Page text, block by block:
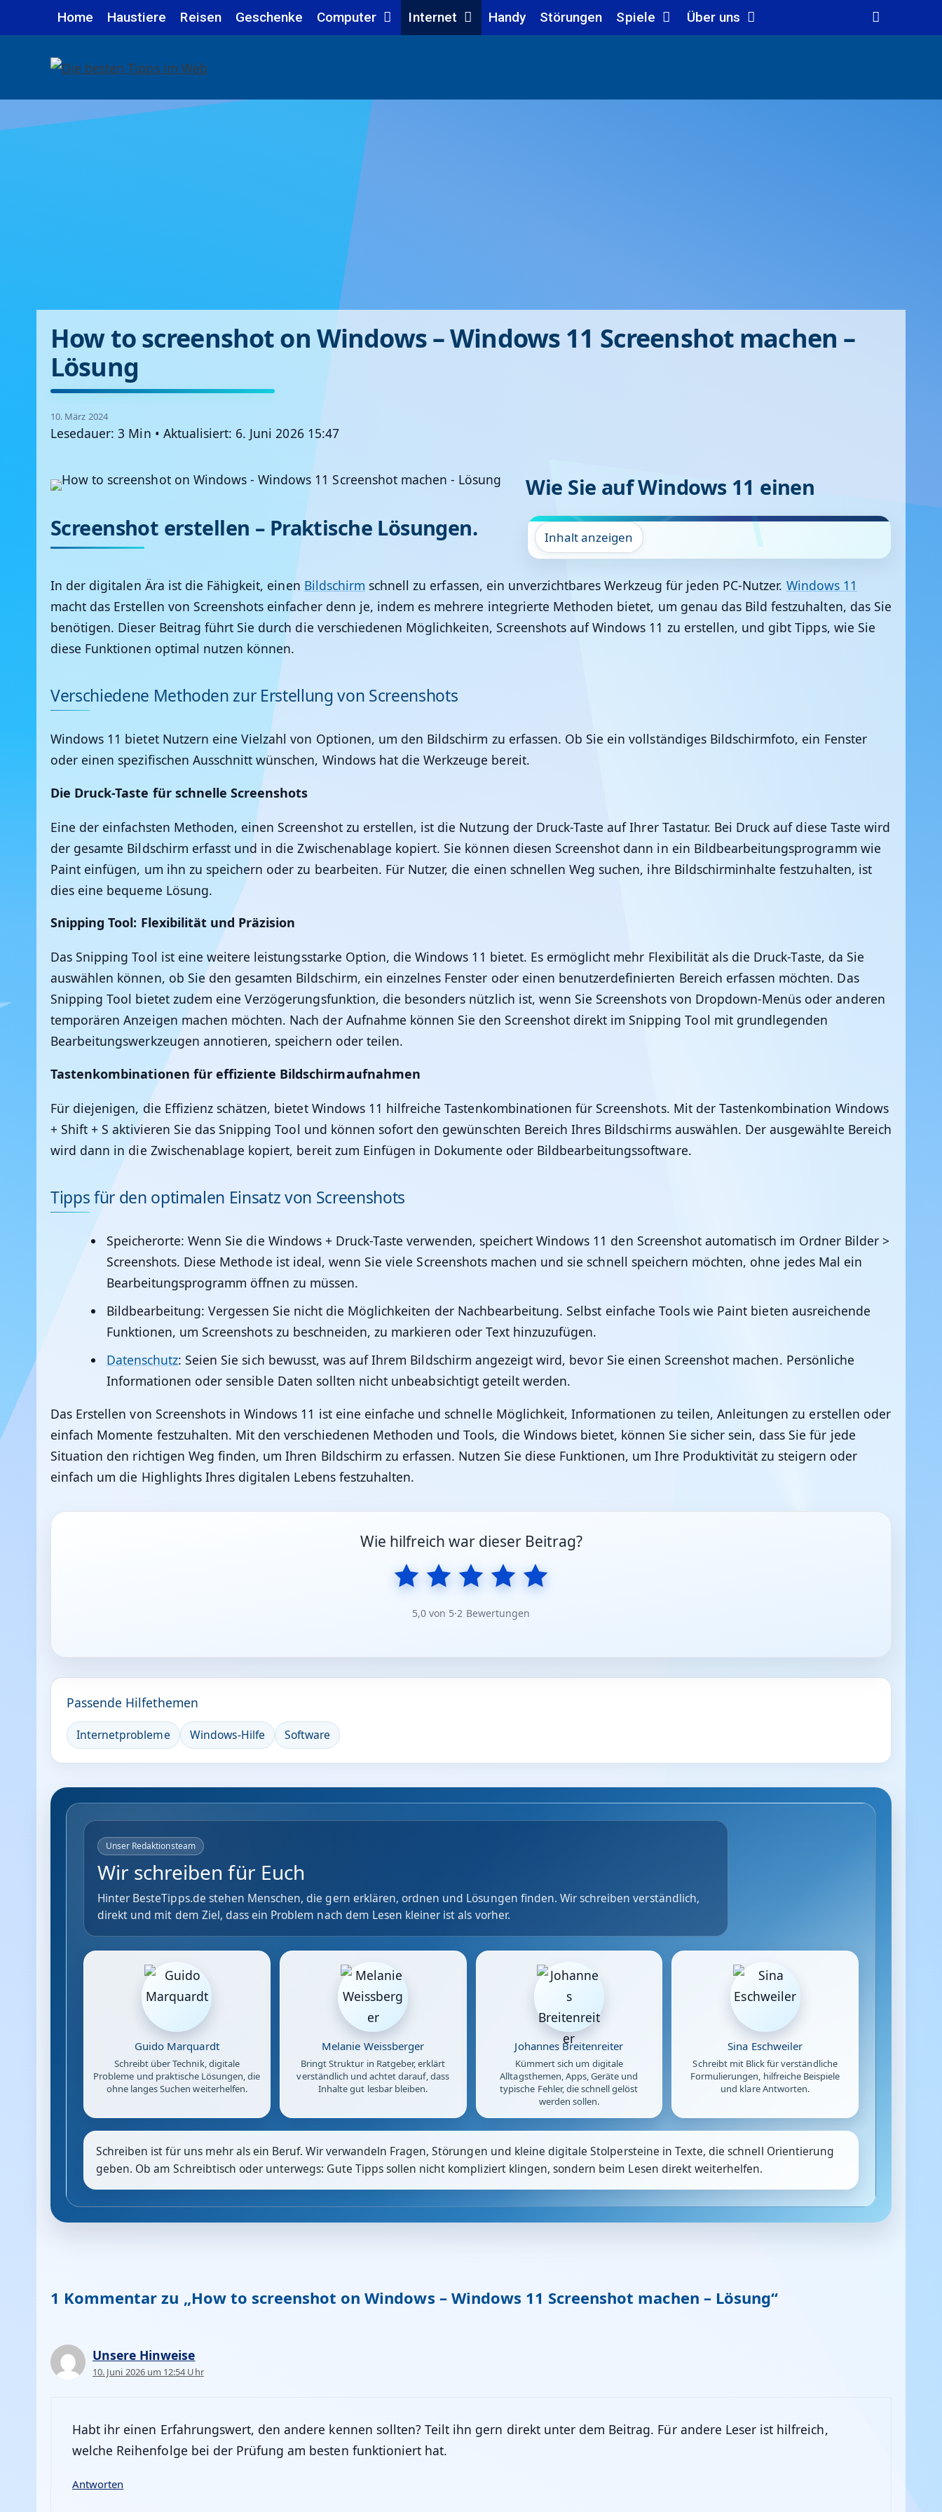
Inhalt
Home Haustiere Reisen Geschenke Computer Internet Handy Störungen Spiele Über uns
How to screenshot on Windows – Windows 11 Screenshot machen –
Lösung
10. März 2024
Lesedauer: 3 Min • Aktualisiert: 6. Juni 2026 15:47
Inhalt anzeigen
Wie Sie auf Windows 11 einen
Screenshot erstellen – Praktische Lösungen.
In der digitalen Ära ist die Fähigkeit, einen Bildschirm schnell zu erfassen, ein unverzichtbares Werkzeug für jeden PC-Nutzer. Windows 11
macht das Erstellen von Screenshots einfacher denn je, indem es mehrere integrierte Methoden bietet, um genau das Bild festzuhalten, das Sie
benötigen. Dieser Beitrag führt Sie durch die verschiedenen Möglichkeiten, Screenshots auf Windows 11 zu erstellen, und gibt Tipps, wie Sie
diese Funktionen optimal nutzen können.
Verschiedene Methoden zur Erstellung von Screenshots
Windows 11 bietet Nutzern eine Vielzahl von Optionen, um den Bildschirm zu erfassen. Ob Sie ein vollständiges Bildschirmfoto, ein Fenster
oder einen spezifischen Ausschnitt wünschen, Windows hat die Werkzeuge bereit.
Die Druck-Taste für schnelle Screenshots
Eine der einfachsten Methoden, einen Screenshot zu erstellen, ist die Nutzung der Druck-Taste auf Ihrer Tastatur. Bei Druck auf diese Taste wird
der gesamte Bildschirm erfasst und in die Zwischenablage kopiert. Sie können diesen Screenshot dann in ein Bildbearbeitungsprogramm wie
Paint einfügen, um ihn zu speichern oder zu bearbeiten. Für Nutzer, die einen schnellen Weg suchen, ihre Bildschirminhalte festzuhalten, ist
dies eine bequeme Lösung.
Snipping Tool: Flexibilität und Präzision
Das Snipping Tool ist eine weitere leistungsstarke Option, die Windows 11 bietet. Es ermöglicht mehr Flexibilität als die Druck-Taste, da Sie
auswählen können, ob Sie den gesamten Bildschirm, ein einzelnes Fenster oder einen benutzerdefinierten Bereich erfassen möchten. Das
Snipping Tool bietet zudem eine Verzögerungsfunktion, die besonders nützlich ist, wenn Sie Screenshots von Dropdown-Menüs oder anderen
temporären Anzeigen machen möchten. Nach der Aufnahme können Sie den Screenshot direkt im Snipping Tool mit grundlegenden
Bearbeitungswerkzeugen annotieren, speichern oder teilen.
Tastenkombinationen für effiziente Bildschirmaufnahmen
Für diejenigen, die Effizienz schätzen, bietet Windows 11 hilfreiche Tastenkombinationen für Screenshots. Mit der Tastenkombination Windows
+ Shift + S aktivieren Sie das Snipping Tool und können sofort den gewünschten Bereich Ihres Bildschirms auswählen. Der ausgewählte Bereich
wird dann in die Zwischenablage kopiert, bereit zum Einfügen in Dokumente oder Bildbearbeitungssoftware.
Tipps für den optimalen Einsatz von Screenshots
Speicherorte: Wenn Sie die Windows + Druck-Taste verwenden, speichert Windows 11 den Screenshot automatisch im Ordner Bilder >
Screenshots. Diese Methode ist ideal, wenn Sie viele Screenshots machen und sie schnell speichern möchten, ohne jedes Mal ein
Bearbeitungsprogramm öffnen zu müssen.
Bildbearbeitung: Vergessen Sie nicht die Möglichkeiten der Nachbearbeitung. Selbst einfache Tools wie Paint bieten ausreichende
Funktionen, um Screenshots zu beschneiden, zu markieren oder Text hinzuzufügen.
Datenschutz: Seien Sie sich bewusst, was auf Ihrem Bildschirm angezeigt wird, bevor Sie einen Screenshot machen. Persönliche
Informationen oder sensible Daten sollten nicht unbeabsichtigt geteilt werden.
Das Erstellen von Screenshots in Windows 11 ist eine einfache und schnelle Möglichkeit, Informationen zu teilen, Anleitungen zu erstellen oder
einfach Momente festzuhalten. Mit den verschiedenen Methoden und Tools, die Windows bietet, können Sie sicher sein, dass Sie für jede
Situation den richtigen Weg finden, um Ihren Bildschirm zu erfassen. Nutzen Sie diese Funktionen, um Ihre Produktivität zu steigern oder
einfach um die Highlights Ihres digitalen Lebens festzuhalten.
Wie hilfreich war dieser Beitrag?
5,0 von 5·2 Bewertungen
Passende Hilfethemen
Internetprobleme Windows-Hilfe Software
Unser Redaktionsteam
Wir schreiben für Euch
Hinter BesteTipps.de stehen Menschen, die gern erklären, ordnen und Lösungen finden. Wir schreiben verständlich,
direkt und mit dem Ziel, dass ein Problem nach dem Lesen kleiner ist als vorher.
Guido Marquardt
Schreibt über Technik, digitale
Probleme und praktische Lösungen, die
ohne langes Suchen weiterhelfen.
Melanie Weissberger
Bringt Struktur in Ratgeber, erklärt
verständlich und achtet darauf, dass
Inhalte gut lesbar bleiben.
Johannes Breitenreiter
Kümmert sich um digitale
Alltagsthemen, Apps, Geräte und
typische Fehler, die schnell gelöst
werden sollen.
Sina Eschweiler
Schreibt mit Blick für verständliche
Formulierungen, hilfreiche Beispiele
und klare Antworten.
Schreiben ist für uns mehr als ein Beruf. Wir verwandeln Fragen, Störungen und kleine digitale Stolpersteine in Texte, die schnell Orientierung
geben. Ob am Schreibtisch oder unterwegs: Gute Tipps sollen nicht kompliziert klingen, sondern beim Lesen direkt weiterhelfen.
1 Kommentar zu „How to screenshot on Windows – Windows 11 Screenshot machen – Lösung“
Unsere Hinweise
10. Juni 2026 um 12:54 Uhr
Habt ihr einen Erfahrungswert, den andere kennen sollten? Teilt ihn gern direkt unter dem Beitrag. Für andere Leser ist hilfreich,
welche Reihenfolge bei der Prüfung am besten funktioniert hat.
Antworten